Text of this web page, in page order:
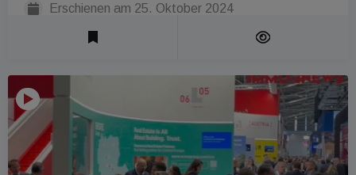
Erschienen am 25. Oktober 2024